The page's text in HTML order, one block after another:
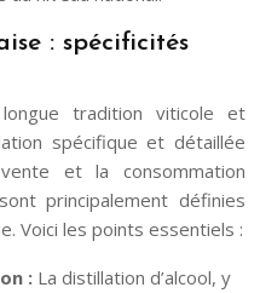
: spécificités
tradition viticole et
spécifique et détaillée
et la consommation
principalement définies
Voici les points essentiels :
: La distillation d’alcool, y